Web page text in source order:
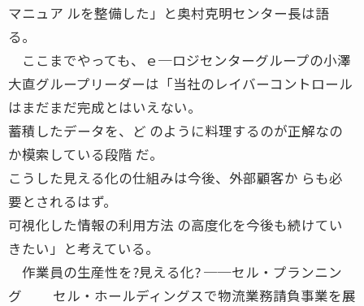
マニュア ルを整備した」と奥村克明センター長は語
る。
ここまでやっても、ｅ─ロジセンターグループの小澤
大直グループリーダーは「当社のレイバーコントロール
はまだまだ完成とはいえない。
蓄積したデータを、ど のように料理するのが正解なの
か模索している段階 だ。
こうした見える化の仕組みは今後、外部顧客か らも必
要とされるはず。
可視化した情報の利用方法 の高度化を今後も続けてい
きたい」と考えている。
作業員の生産性を?見える化? ──セル・プランニン
グ セル・ホールディングスで物流業務請負事業を展